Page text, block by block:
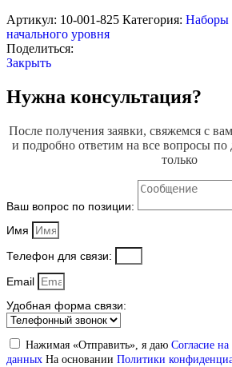
Артикул: 10-001-825 Категория: Наборы
начального уровня
Поделиться:
Закрыть
Нужна консультация?
После получения заявки, свяжемся с
и подробно ответим на все вопросы
только
Ваш вопрос по позиции:
Имя
Телефон для связи:
Email
Удобная форма связи:
Нажимая «Отправить», я даю Согласие
данных На основании Политики